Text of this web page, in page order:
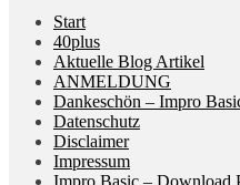
Start
40plus
Aktuelle Blog Artikel
ANMELDUNG
Dankeschön – Impro
Datenschutz
Disclaimer
Impressum
Impro Basic – Download